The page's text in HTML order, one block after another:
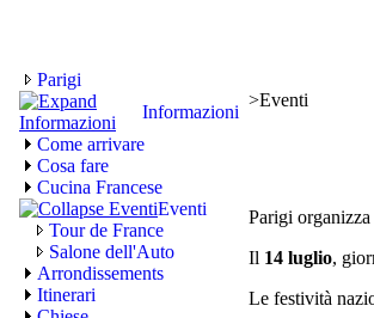
Parigi
Informazioni
Come arrivare
Cosa fare
Cucina Francese
Eventi
Tour de France
Salone dell'Auto
Arrondissements
Itinerari
>Eventi
Parigi
Il 14 luglio,
Le festività